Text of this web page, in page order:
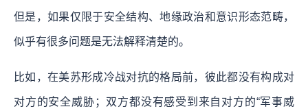
但是，如果仅限于安全结构、地缘政治和意识形态范畴，
似乎有很多问题是无法解释清楚的。
比如，在美苏形成冷战对抗的格局前，彼此都没有构成对
对方的安全威胁；双方都没有感受到来自对方的“军事威